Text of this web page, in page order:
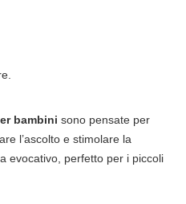
bambini sono pensate per
l’ascolto e stimolare la
evocativo, perfetto per i piccoli